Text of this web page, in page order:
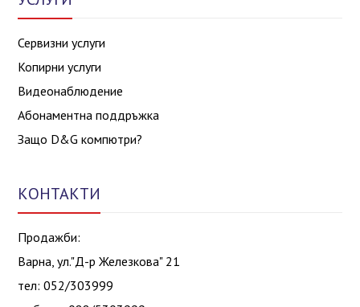
Сервизни услуги
Копирни услуги
Видеонаблюдение
Абонаментна поддръжка
Защо D&G компютри?
КОНТАКТИ
Продажби:
Варна, ул."Д-р Железкова" 21
тел: 052/303999